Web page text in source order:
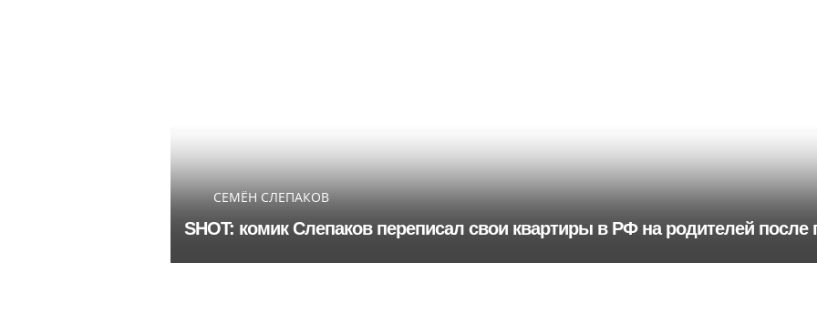
СЕМЁН СЛЕПАКОВ
SHOT: комик Слепаков переписал свои квартиры в РФ на родителей после